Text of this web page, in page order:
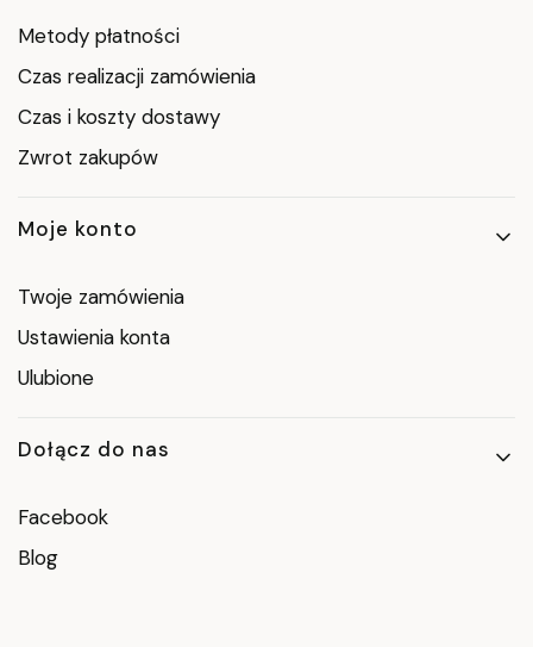
Metody płatności
Czas realizacji zamówienia
Czas i koszty dostawy
Zwrot zakupów
Moje konto
Twoje zamówienia
Ustawienia konta
Ulubione
Dołącz do nas
Facebook
Blog